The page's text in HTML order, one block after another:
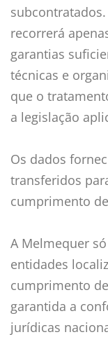
recorrerá
garantias
técnicas e
que o
a legislação
Os dados
transferidos
cumprimento
A Melmequer
entidades
cumprimento
garantida a
jurídicas